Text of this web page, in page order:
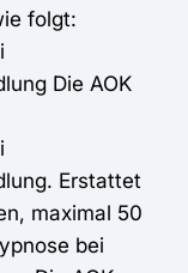
folgt:
Die AOK
Erstattet
maximal 50
bei